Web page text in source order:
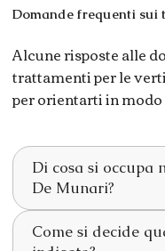
Domande frequenti sui
Alcune risposte alle
trattamenti per le
per orientarti in
Di cosa si occupa
De Munari?
Come si decide